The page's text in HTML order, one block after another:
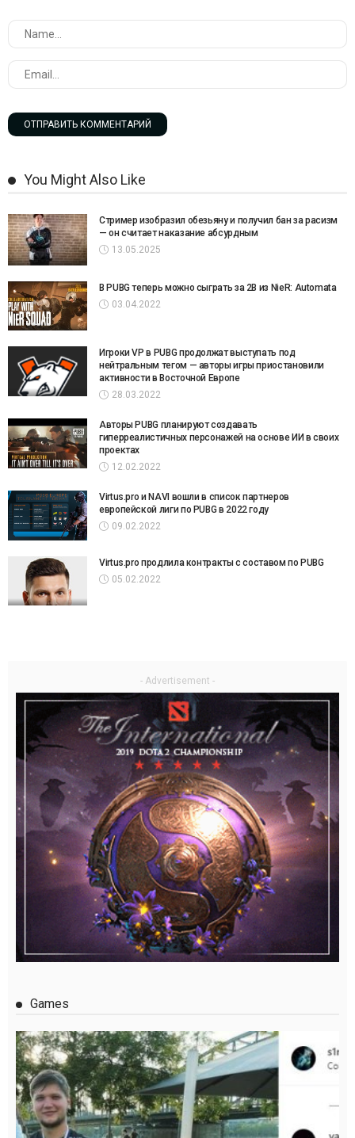
You Might Also Like
Стример изобразил обезьяну и получил бан за расизм
— он считает наказание абсурдным
13.05.2025
В PUBG теперь можно сыграть за 2B из NieR: Automata
03.04.2022
Игроки VP в PUBG продолжат выступать под
нейтральным тегом — авторы игры приостановили
активности в Восточной Европе
28.03.2022
Авторы PUBG планируют создавать
гиперреалистичных персонажей на основе ИИ в своих
проектах
12.02.2022
Virtus.pro и NAVI вошли в список партнеров
европейской лиги по PUBG в 2022 году
09.02.2022
Virtus.pro продлила контракты с составом по PUBG
05.02.2022
- Advertisement -
Games